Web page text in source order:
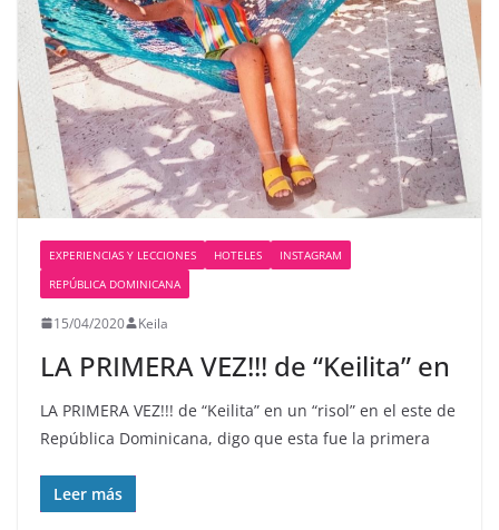
EXPERIENCIAS Y LECCIONES HOTELES
INSTAGRAM
REPÚBLICA DOMINICANA
15/04/2020 Keila
LA PRIMERA VEZ!!! de “Keilita” en
LA PRIMERA VEZ!!! de “Keilita” en un “risol” en el este de
República Dominicana, digo que esta fue la primera
Leer más